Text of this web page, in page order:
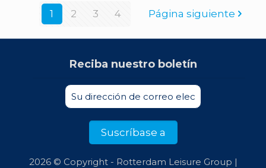
1 2 3 4 Página siguiente
Reciba nuestro boletín
2026 © Copyright - Rotterdam Leisure Group |